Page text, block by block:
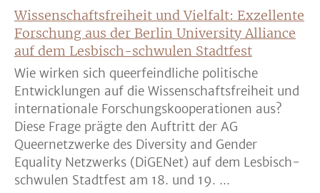
Wissenschaftsfreiheit und Vielfalt: Exzellente
Forschung aus der Berlin University Alliance
auf dem Lesbisch-schwulen Stadtfest
Wie wirken sich queerfeindliche politische
Entwicklungen auf die Wissenschaftsfreiheit und
internationale Forschungskooperationen aus?
Diese Frage prägte den Auftritt der AG
Queernetzwerke des Diversity and Gender
Equality Netzwerks (DiGENet) auf dem Lesbisch-
schwulen Stadtfest am 18. und 19. ...